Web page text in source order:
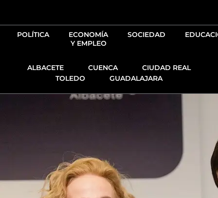
contenido
POLÍTICA
ECONOMÍA
Y EMPLEO
SOCIEDAD
ALBACETE CUENCA
CIUDAD REAL
TOLEDO
GUADALAJARA